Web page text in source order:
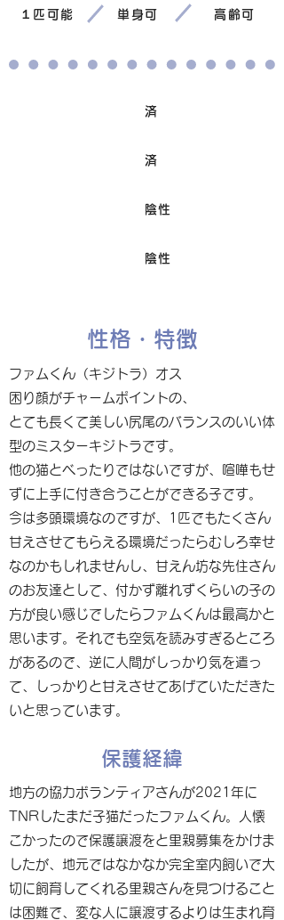
１匹可能 単身可 高齢可
済
済
陰性
陰性
性格・特徴
ファムくん（キジトラ）オス
困り顔がチャームポイントの、
とても長くて美しい尻尾のバランスのいい体
型のミスターキジトラです。
他の猫とべったりではないですが、喧嘩もせ
ずに上手に付き合うことができる子です。
今は多頭環境なのですが、1匹でもたくさん
甘えさせてもらえる環境だったらむしろ幸せ
なのかもしれませんし、甘えん坊な先住さん
のお友達として、付かず離れずくらいの子の
方が良い感じでしたらファムくんは最高かと
思います。それでも空気を読みすぎるところ
があるので、逆に人間がしっかり気を遣っ
て、しっかりと甘えさせてあげていただきた
いと思っています。
保護経緯
地方の協力ボランティアさんが2021年に
TNRしたまだ子猫だったファムくん。人懐
こかったので保護譲渡をと里親募集をかけま
したが、地元ではなかなか完全室内飼いで大
切に飼育してくれる里親さんを見つけること
は困難で、変な人に譲渡するよりは生まれ育